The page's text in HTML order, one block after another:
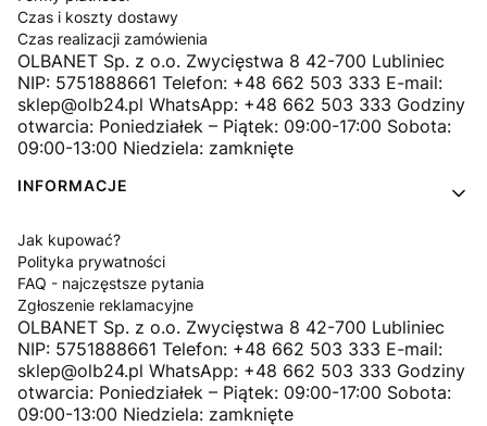
Czas i koszty dostawy
Czas realizacji zamówienia
OLBANET Sp. z o.o. Zwycięstwa 8 42-700 Lubliniec
NIP: 5751888661 Telefon: +48 662 503 333 E-mail:
sklep@olb24.pl WhatsApp: +48 662 503 333 Godziny
otwarcia: Poniedziałek – Piątek: 09:00-17:00 Sobota:
09:00-13:00 Niedziela: zamknięte
INFORMACJE
Jak kupować?
Polityka prywatności
FAQ - najczęstsze pytania
Zgłoszenie reklamacyjne
OLBANET Sp. z o.o. Zwycięstwa 8 42-700 Lubliniec
NIP: 5751888661 Telefon: +48 662 503 333 E-mail:
sklep@olb24.pl WhatsApp: +48 662 503 333 Godziny
otwarcia: Poniedziałek – Piątek: 09:00-17:00 Sobota:
09:00-13:00 Niedziela: zamknięte